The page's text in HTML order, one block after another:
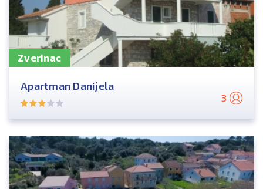
Zverinac
Apartman Danijela
3